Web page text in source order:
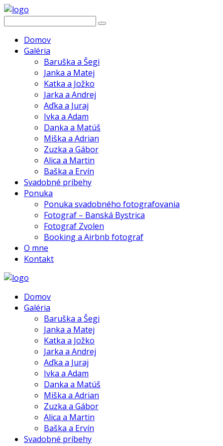
Domov
Galéria
Baruška a Šegi
Janka a Matej
Katka a Jožko
Jarka a Andrej
Aďka a Juraj
Ivka a Adam
Danka a Matúš
Miška a Adrian
Zuzka a Gábor
Alica a Martin
Baška a Ervín
Svadobné príbehy
Ponuka
Ponuka svadobného fotografovania
Fotograf – Banská Bystrica
Fotograf Zvolen
Booking a Airbnb fotograf
O mne
Kontakt
Domov
Galéria
Baruška a Šegi
Janka a Matej
Katka a Jožko
Jarka a Andrej
Aďka a Juraj
Ivka a Adam
Danka a Matúš
Miška a Adrian
Zuzka a Gábor
Alica a Martin
Baška a Ervín
Svadobné príbehy